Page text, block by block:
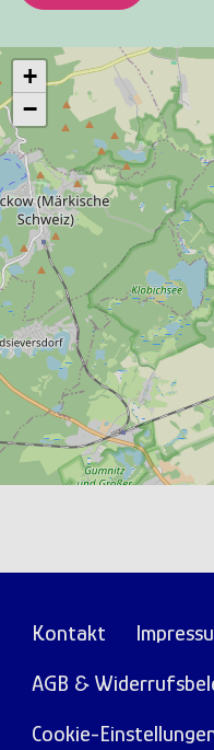
+
−
Fußzeile
Kontakt
AGB &
Cookie-